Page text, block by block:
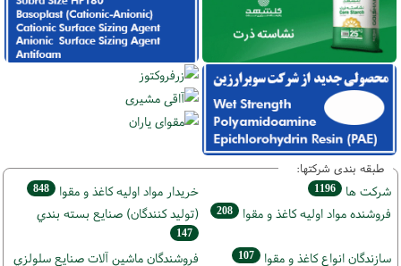
طبقه بندی شرکتها:
شركت ها 1196 خريدار مواد اوليه كاغذ و مقوا 848
فروشنده مواد اوليه كاغذ و مقوا 208 (تولید كنندگان) صنايع بسته بندي
147
سازندگان انواع کاغذ و مقوا 107 فروشندگان ماشين آلات صنايع سلولزي